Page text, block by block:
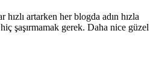
artarken her blogda adın hızla
şaşırmamak gerek. Daha nice güzel